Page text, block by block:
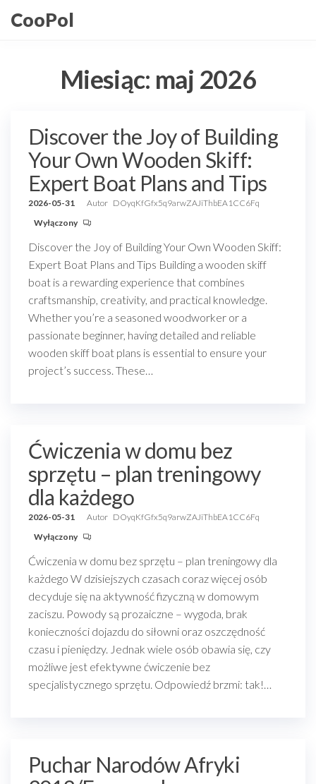
doCooPol
Miesiąc: maj 2026
Discover the Joy of Building
Your Own Wooden Skiff:
Expert Boat Plans and Tips
2026-05-31 Autor DOyqKfGfx5q9arwZAJiThbEA1CC6Fq
Wyłączony
Discover the Joy of Building Your Own Wooden Skiff:
Expert Boat Plans and Tips Building a wooden skiff
boat is a rewarding experience that combines
craftsmanship, creativity, and practical knowledge.
Whether you’re a seasoned woodworker or a
passionate beginner, having detailed and reliable
wooden skiff boat plans is essential to ensure your
project’s success. These…
Ćwiczenia w domu bez
sprzętu – plan treningowy
dla każdego
2026-05-31 Autor DOyqKfGfx5q9arwZAJiThbEA1CC6Fq
Wyłączony
Ćwiczenia w domu bez sprzętu – plan treningowy dla
każdego W dzisiejszych czasach coraz więcej osób
decyduje się na aktywność fizyczną w domowym
zaciszu. Powody są prozaiczne – wygoda, brak
konieczności dojazdu do siłowni oraz oszczędność
czasu i pieniędzy. Jednak wiele osób obawia się, czy
możliwe jest efektywne ćwiczenie bez
specjalistycznego sprzętu. Odpowiedź brzmi: tak!…
Puchar Narodów Afryki